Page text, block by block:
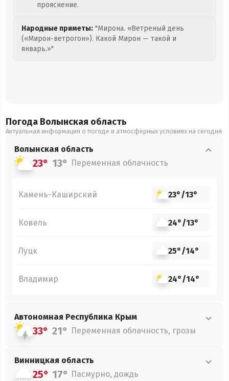
прояснение.
Народные приметы: "Мирона. «Ветреный день
(«Мирон-ветрогон»). Какой Мирон — такой и
январь.»"
Погода Волынская область
Актуальная информация о погоде и атмосферных условиях на сегодня
Волынская область
23° 13° Переменная облачность
Камень-Каширский 23°/13°
Ковель 24°/13°
Луцк 25°/14°
Владимир 24°/14°
Автономная Республика Крым
33° 21° Переменная облачность, грозы
Винницкая область
25° 17° Пасмурно, дождь